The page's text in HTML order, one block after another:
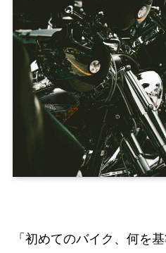
「初めてのバイク、何を